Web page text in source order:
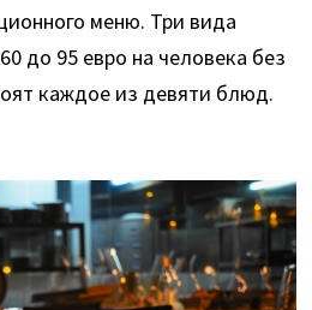
меню. Три вида
до 95 евро на человека без
каждое из девяти блюд.